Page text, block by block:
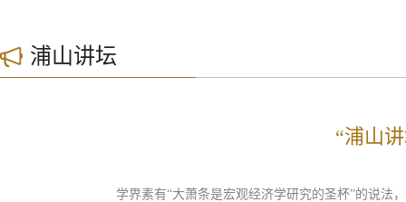
浦山讲坛
“浦山
学界素有“大萧条是宏观经济学研究的圣杯”的说法